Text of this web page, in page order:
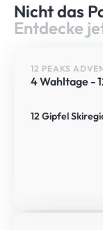
Nicht das
Entdecke
12 PEAKS
4 Wahltage -
12 Gipfel